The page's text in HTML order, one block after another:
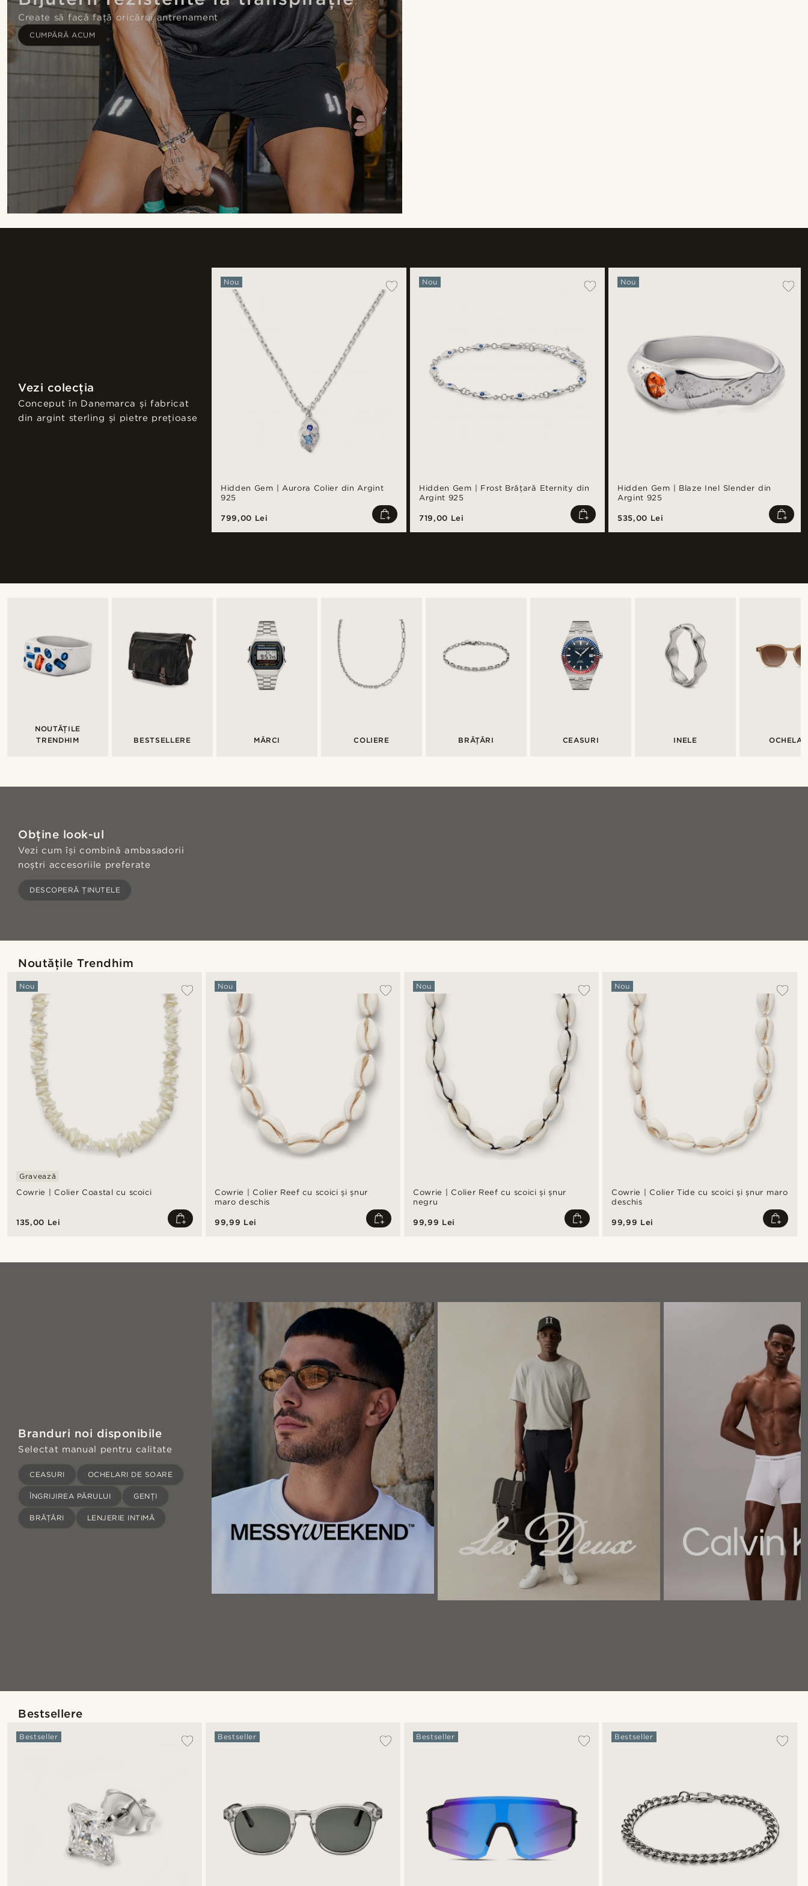
Create să facă față oricărui antrenament
CUMPĂRĂ ACUM
Vezi colecția
Conceput în Danemarca și fabricat
din argint sterling și pietre prețioase
Hidden Gem | Aurora Colier din Argint
925
Nou
799,00 Lei
Hidden Gem | Frost Brățară Eternity din
Argint 925
Nou
719,00 Lei
Hidden Gem | Blaze Inel Slender din
Argint 925
Nou
535,00 Lei
NOUTĂȚILE
TRENDHIM
BESTSELLERE MĂRCI COLIERE BRĂȚĂRI CEASURI INELE
Obține look-ul
Vezi cum își combină ambasadorii
noștri accesoriile preferate
DESCOPERĂ ȚINUTELE
Noutățile Trendhim
Cowrie | Colier Coastal cu scoici
Nou
Gravează
135,00 Lei
Cowrie | Colier Reef cu scoici și șnur
maro deschis
Nou
99,99 Lei
Cowrie | Colier Reef cu scoici și șnur
negru
Nou
99,99 Lei
Cowrie | Colier Tide cu scoici și șnur maro
deschis
Nou
99,99 Lei
Branduri noi disponibile
Selectat manual pentru calitate
CEASURI OCHELARI DE SOARE
ÎNGRIJIREA PĂRULUI GENȚI
BRĂȚĂRI LENJERIE INTIMĂ
Bestsellere
Bestseller Bestseller Bestseller Bestseller